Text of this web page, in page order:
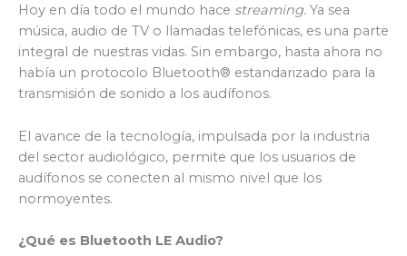
Hoy en día todo el mundo hace streaming. Ya sea
música, audio de TV o llamadas telefónicas, es una parte
integral de nuestras vidas. Sin embargo, hasta ahora no
había un protocolo Bluetooth® estandarizado para la
transmisión de sonido a los audífonos.
El avance de la tecnología, impulsada por la industria
del sector audiológico, permite que los usuarios de
audífonos se conecten al mismo nivel que los
normoyentes.
¿Qué es Bluetooth LE Audio?